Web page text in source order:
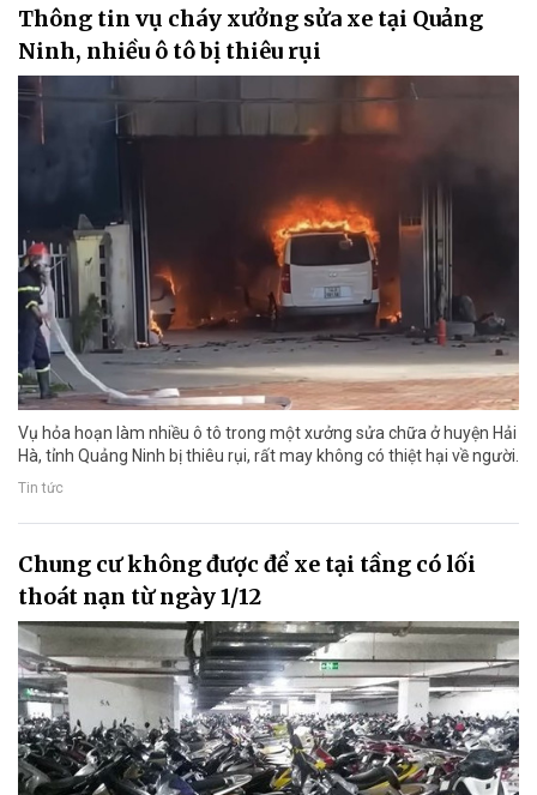
Thông tin vụ cháy xưởng sửa xe tại Quảng
Ninh, nhiều ô tô bị thiêu rụi
Vụ hỏa hoạn làm nhiều ô tô trong một xưởng sửa chữa ở huyện Hải
Hà, tỉnh Quảng Ninh bị thiêu rụi, rất may không có thiệt hại về người.
Tin tức
Chung cư không được để xe tại tầng có lối
thoát nạn từ ngày 1/12